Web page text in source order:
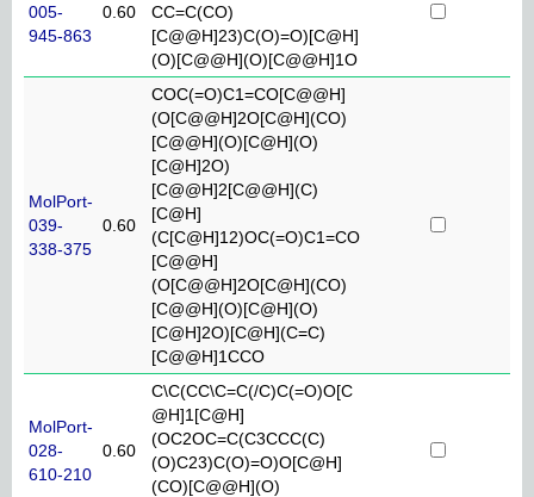
005-
945-863
0.60
CC=C(CO)
[C@@H]23)C(O)=O)[C@H]
(O)[C@@H](O)[C@@H]1O
MolPort-
039-
338-375
0.60
COC(=O)C1=CO[C@@H]
(O[C@@H]2O[C@H](CO)
[C@@H](O)[C@H](O)
[C@H]2O)
[C@@H]2[C@@H](C)
[C@H]
(C[C@H]12)OC(=O)C1=CO
[C@@H]
(O[C@@H]2O[C@H](CO)
[C@@H](O)[C@H](O)
[C@H]2O)[C@H](C=C)
[C@@H]1CCO
MolPort-
028-
610-210
0.60
C\C(CC\C=C(/C)C(=O)O[C
@H]1[C@H]
(OC2OC=C(C3CCC(C)
(O)C23)C(O)=O)O[C@H]
(CO)[C@@H](O)